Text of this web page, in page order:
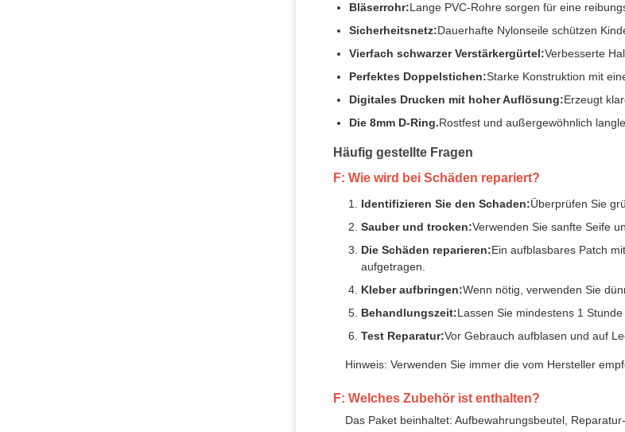
Bläserrohr:Lange PVC-Rohre sorgen für eine
Sicherheitsnetz:Dauerhafte Nylonseile schützen
Vierfach schwarzer Verstärkergürtel:Verbesserte
Perfektes Doppelstichen:Starke Konstruktion mit
Digitales Drucken mit hoher Auflösung:Erzeugt
Die 8mm D-Ring.Rostfest und außergewöhnlich
Häufig gestellte Fragen
F: Wie wird bei Schäden repariert?
Identifizieren Sie den Schaden:Überprüfen Sie
Sauber und trocken:Verwenden Sie sanfte Seife
Die Schäden reparieren:Ein aufblasbares Patch
aufgetragen.
Kleber aufbringen:Wenn nötig, verwenden Sie
Behandlungszeit:Lassen Sie mindestens 1
Test Reparatur:Vor Gebrauch aufblasen und auf
Hinweis: Verwenden Sie immer die vom Hersteller
F: Welches Zubehör ist enthalten?
Das Paket beinhaltet: Aufbewahrungsbeutel,